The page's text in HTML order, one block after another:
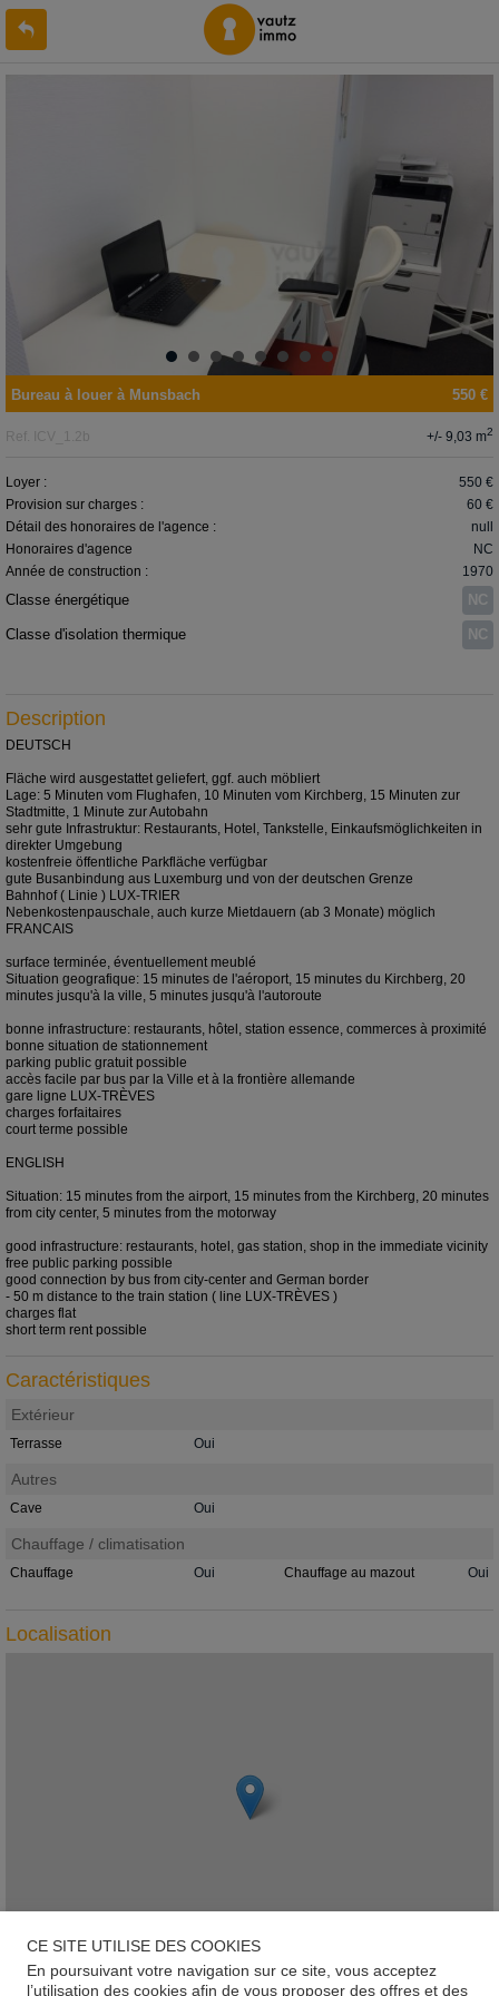
550 €
Bureau à louer à Munsbach
Ref. ICV_1.2b +/- 9,03 m2
Loyer :
550 €
Provision sur charges :
60 €
Détail des honoraires de l'agence :
null
Honoraires d'agence
NC
Année de construction :
1970
Classe énergétique NC
Classe d'isolation thermique NC
Description
DEUTSCH
Fläche wird ausgestattet geliefert, ggf. auch möbliert
Lage: 5 Minuten vom Flughafen, 10 Minuten vom Kirchberg, 15 Minuten zur
Stadtmitte, 1 Minute zur Autobahn
sehr gute Infrastruktur: Restaurants, Hotel, Tankstelle, Einkaufsmöglichkeiten in
direkter Umgebung
kostenfreie öffentliche Parkfläche verfügbar
gute Busanbindung aus Luxemburg und von der deutschen Grenze
Bahnhof ( Linie ) LUX-TRIER
Nebenkostenpauschale, auch kurze Mietdauern (ab 3 Monate) möglich
FRANCAIS
surface terminée, éventuellement meublé
Situation geografique: 15 minutes de l'aéroport, 15 minutes du Kirchberg, 20
minutes jusqu'à la ville, 5 minutes jusqu'à l'autoroute
bonne infrastructure: restaurants, hôtel, station essence, commerces à proximité
bonne situation de stationnement
parking public gratuit possible
accès facile par bus par la Ville et à la frontière allemande
gare ligne LUX-TRÈVES
charges forfaitaires
court terme possible
ENGLISH
Situation: 15 minutes from the airport, 15 minutes from the Kirchberg, 20 minutes
from city center, 5 minutes from the motorway
good infrastructure: restaurants, hotel, gas station, shop in the immediate vicinity
free public parking possible
good connection by bus from city-center and German border
- 50 m distance to the train station ( line LUX-TRÈVES )
charges flat
short term rent possible
Caractéristiques
Extérieur
Terrasse Oui
Autres
Cave Oui
Chauffage / climatisation
Chauffage Oui Chauffage au mazout Oui
Localisation
CE SITE UTILISE DES COOKIES
En poursuivant votre navigation sur ce site, vous acceptez
l’utilisation des cookies afin de vous proposer des offres et des